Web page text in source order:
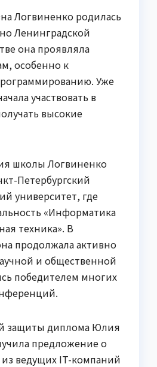
Логвиненко родилась
Ленинградской
она проявляла
особенно к
Уже
участвовать в
высокие
школы Логвиненко
Петербургский
университет, где
«Информатика
техника». В
продолжала активно
и общественной
победителем многих
защиты диплома Юлия
предложение о
ведущих IT-компаний